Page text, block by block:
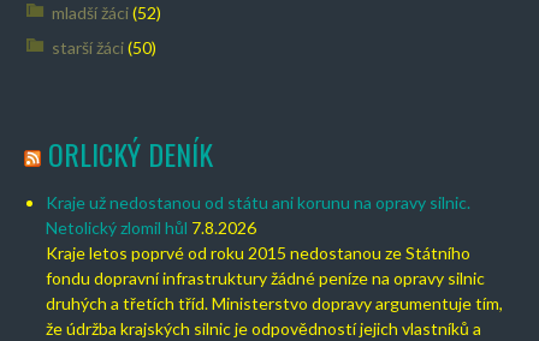
mladší žáci(52)
starší žáci(50)
ORLICKÝ DENÍK
Kraje už nedostanou od státu ani korunu na opravy silnic.
Netolický zlomil hůl 7.8.2026
Kraje letos poprvé od roku 2015 nedostanou ze Státního
fondu dopravní infrastruktury žádné peníze na opravy silnic
druhých a třetích tříd. Ministerstvo dopravy argumentuje tím,
že údržba krajských silnic je odpovědností jejich vlastníků a